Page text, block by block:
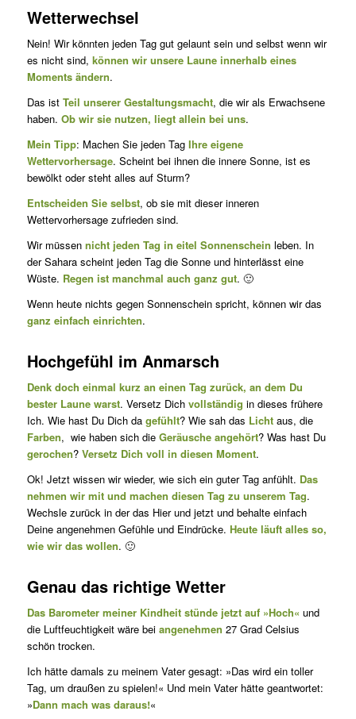
Wetterwechsel
Nein! Wir könnten jeden Tag gut gelaunt sein und selbst wenn wir
es nicht sind, können wir unsere Laune innerhalb eines
Moments än­dern.
Das ist Teil unserer Gestaltungsmacht, die wir als Erwachsene
haben. Ob wir sie nutzen, liegt allein bei uns.
Mein Tipp: Machen Sie jeden Tag Ihre eigene
Wettervorhersage. Scheint bei ihnen die innere Sonne, ist es
bewölkt oder steht alles auf Sturm?
Entscheiden Sie selbst, ob sie mit dieser inneren
Wettervorhersage zufrieden sind.
Wir müssen nicht jeden Tag in eitel Sonnenschein leben. In
der Sahara scheint jeden Tag die Sonne und hinterlässt eine
Wüste. Regen ist manchmal auch ganz gut. 🙂
Wenn heute nichts gegen Sonnenschein spricht, können wir das
ganz einfach einrichten.
Hochgefühl im Anmarsch
Denk doch einmal kurz an einen Tag zurück, an dem Du
bester Laune warst. Versetz Dich vollständig in dieses frühere
Ich. Wie hast Du Dich da gefühlt? Wie sah das Lichtaus, die
Farben, wie haben sich die Geräusche angehört? Was hast Du
gerochen? Versetz Dich voll in diesen Moment.
Ok! Jetzt wissen wir wieder, wie sich ein guter Tag anfühlt. Das
nehmen wir mit und machen diesen Tag zu unserem Tag.
Wechsle zurück in der das Hier und jetzt und behalte einfach
Deine angenehmen Gefühle und Eindrücke. Heute läuft alles so,
wie wir das wollen. 🙂
Genau das richtige Wetter
Das Barometer meiner Kindheit stünde jetzt auf »Hoch« und
die Luftfeuchtigkeit wäre bei angenehmen 27 Grad Celsius
schön trocken.
Ich hätte damals zu meinem Vater gesagt: »Das wird ein toller
Tag, um draußen zu spielen!« Und mein Vater hätte geantwortet:
»Dann mach was daraus!«